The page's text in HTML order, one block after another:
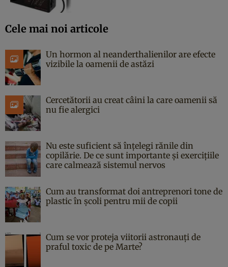
Cele mai noi articole
Un hormon al neanderthalienilor are efecte
vizibile la oamenii de astăzi
Cercetătorii au creat câini la care oamenii să
nu fie alergici
Nu este suficient să înțelegi rănile din
copilărie. De ce sunt importante și exercițiile
care calmează sistemul nervos
Cum au transformat doi antreprenori tone de
plastic în școli pentru mii de copii
Cum se vor proteja viitorii astronauți de
praful toxic de pe Marte?